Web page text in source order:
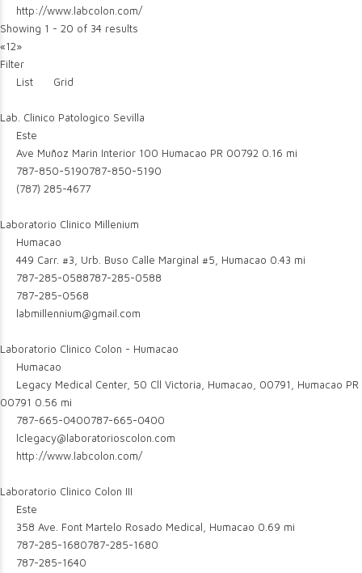
http://www.labcolon.com/
Showing 1 - 20 of 34 results
«12»
Filter
List
Grid
Lab. Clinico Patologico Sevilla
Este
Ave Muñoz Marin Interior 100 Humacao PR 00792 0.16 mi
787-850-5190787-850-5190
(787) 285-4677
Laboratorio Clinico Millenium
Humacao
449 Carr. #3, Urb. Buso Calle Marginal #5, Humacao 0.43 mi
787-285-0588787-285-0588
787-285-0568
labmillennium@gmail.com
Laboratorio Clinico Colon - Humacao
Humacao
Legacy Medical Center, 50 Cll Victoria, Humacao, 00791, Humacao PR
00791 0.56 mi
787-665-0400787-665-0400
lclegacy@laboratorioscolon.com
http://www.labcolon.com/
Laboratorio Clinico Colon III
Este
358 Ave. Font Martelo Rosado Medical, Humacao 0.69 mi
787-285-1680787-285-1680
787-285-1640